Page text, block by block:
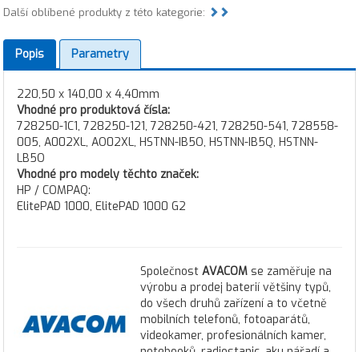
Další oblíbené produkty z této kategorie:
Popis Parametry
220,50 x 140,00 x 4,40mm
Vhodné pro produktová čísla:
728250-1C1, 728250-121, 728250-421, 728250-541, 728558-
005, A002XL, AO02XL, HSTNN-IB5O, HSTNN-IB5Q, HSTNN-
LB5O
Vhodné pro modely těchto značek:
HP / COMPAQ:
ElitePAD 1000, ElitePAD 1000 G2
Společnost AVACOM se zaměřuje na
výrobu a prodej baterií většiny typů,
do všech druhů zařízení a to včetně
mobilních telefonů, fotoaparátů,
videokamer, profesionálních kamer,